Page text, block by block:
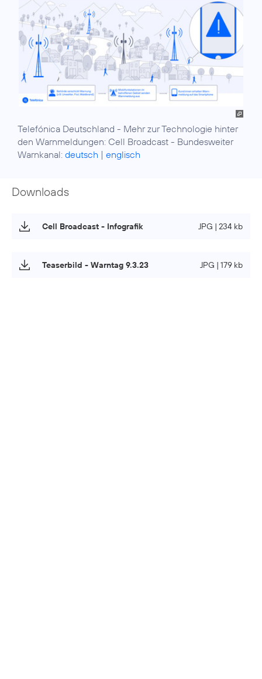
Telefónica Deutschland - Mehr zur Technologie hinter
den Warnmeldungen: Cell Broadcast - Bundesweiter
Warnkanal: deutsch | englisch
Downloads
Cell Broadcast - Infografik JPG | 234 kb
Teaserbild - Warntag 9.3.23 JPG | 179 kb